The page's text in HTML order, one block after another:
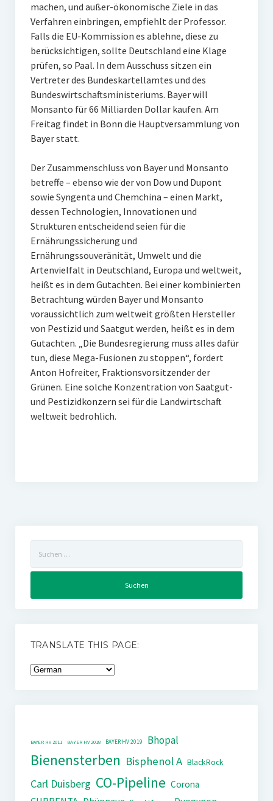
machen, und außer-ökonomische Ziele in das
Verfahren einbringen, empfiehlt der Professor.
Falls die EU-Kommission es ablehne, diese zu
berücksichtigen, sollte Deutschland eine Klage
prüfen, so Paal. In dem Ausschuss sitzen ein
Vertreter des Bundeskartellamtes und des
Bundeswirtschaftsministeriums. Bayer will
Monsanto für 66 Milliarden Dollar kaufen. Am
Freitag findet in Bonn die Hauptversammlung von
Bayer statt.
Der Zusammenschluss von Bayer und Monsanto
betreffe – ebenso wie der von Dow und Dupont
sowie Syngenta und Chemchina – einen Markt,
dessen Technologien, Innovationen und
Strukturen entscheidend seien für die
Ernährungssicherung und
Ernährungssouveränität, Umwelt und die
Artenvielfalt in Deutschland, Europa und weltweit,
heißt es in dem Gutachten. Bei einer kombinierten
Betrachtung würden Bayer und Monsanto
voraussichtlich zum weltweit größten Hersteller
von Pestizid und Saatgut werden, heißt es in dem
Gutachten. „Die Bundesregierung muss alles dafür
tun, diese Mega-Fusionen zu stoppen“, fordert
Anton Hofreiter, Fraktionsvorsitzender der
Grünen. Eine solche Konzentration von Saatgut-
und Pestizidkonzern sei für die Landwirtschaft
weltweit bedrohlich.
nach:
TRANSLATE THIS PAGE:
BAYER HV 2011 BAYER HV 2018 BAYER HV 2019 Bhopal
Bienensterben Bisphenol A BlackRock
Carl Duisberg CO-Pipeline Corona